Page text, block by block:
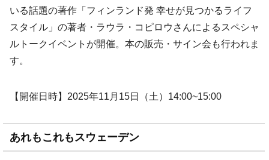
いる話題の著作「フィンランド発 幸せが見つかるライフ
スタイル」の著者・ラウラ・コピロウさんによるスペシャ
ルトークイベントが開催。本の販売・サイン会も行われま
す。
【開催日時】2025年11月15日（土）14:00~15:00
あれもこれもスウェーデン